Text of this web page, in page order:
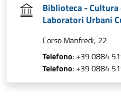
Biblioteca -
Laboratori Urbani
Corso Manfredi, 22
Telefono: +39 0884
Telefono: +39 0884